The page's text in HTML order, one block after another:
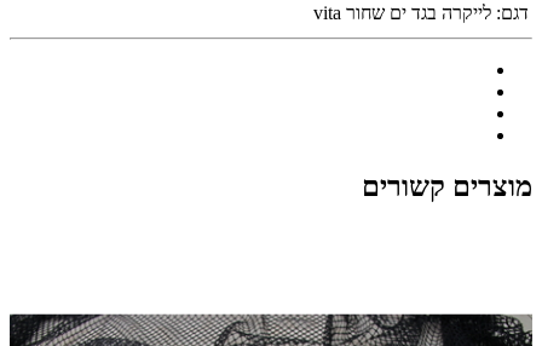
דגם: לייקרה בגד ים שחור vita
מוצרים קשורים